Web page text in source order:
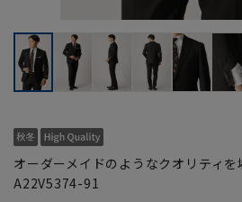
オーダーメイドのようなクオリティ
A22V5374-91